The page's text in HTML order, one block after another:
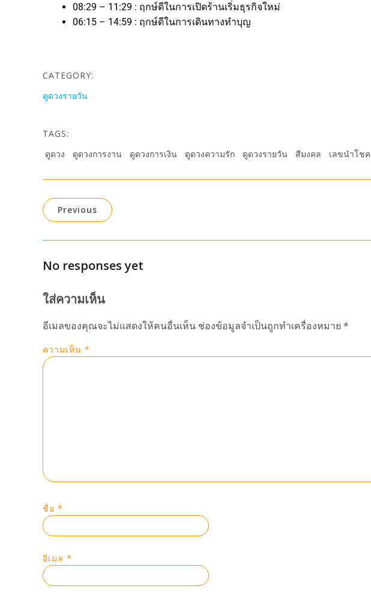
08:29 – 11:29 : ฤกษ์ดีในการเปิดร้านเริ่มธุรกิจใหม่
06:15 – 14:59 : ฤกษ์ดีในการเดินทางทำบุญ
CATEGORY:
ดูดวงรายวัน
TAGS:
ดูดวง
ดูดวงการงาน ดูดวงการเงิน ดูดวงความรัก ดูดวงรายวัน สีมงคล เลขนำโชค
Previous
No responses yet
ใส่ความเห็น
อีเมลของคุณจะไม่แสดงให้คนอื่นเห็น ช่องข้อมูลจำเป็นถูกทำเครื่องหมาย *
ความเห็น *
ชื่อ *
อีเมล *